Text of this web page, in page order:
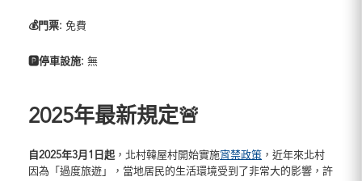
💰門票: 免費
🅿️停車設施: 無
2025年最新規定🚨
自2025年3月1日起 ，北村韓屋村開始實施宵禁政策 ，近年來北村
因為「過度旅遊」，當地居民的生活環境受到了非常大的影響，許